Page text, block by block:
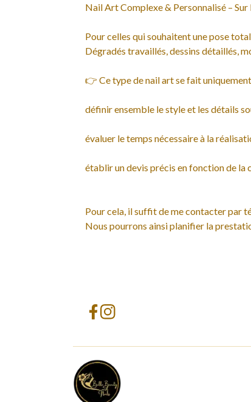
Nail Art Complexe & Personnalisé –
Pour celles qui souhaitent une pose
Dégradés travaillés, dessins détaillés,
👉 Ce type de nail art se fait
définir ensemble le style et les détails
évaluer le temps nécessaire à la
établir un devis précis en fonction de la
Pour cela, il suffit de me contacter par
Nous pourrons ainsi planifier la